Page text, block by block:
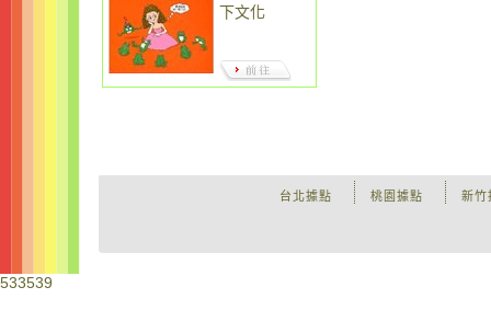
下文化
新竹
桃園據點
台北據點
533539